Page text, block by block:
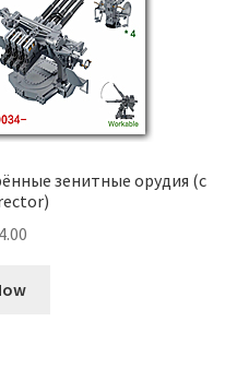
зенитные орудия (с